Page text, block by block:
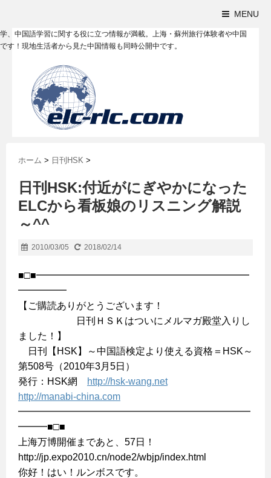
MENU
、中国語学習に関する役に立つ情報が満載。上海・蘇州旅行体験者や中国
す！現地生活者から見た中国情報も同時公開中です。
ホーム > 日刊HSK >
日刊HSK:付近がにぎやかになった
ELCから看板娘のリスニング解説
～^^
2010/03/05 2018/02/14
■□■━━━━━━━━━━━━━━━━━━━━━━
━━━━━
【ご購読ありがとうございます！
日刊ＨＳＫはついにメルマガ殿堂入りし
ました！】
日刊【HSK】～中国語検定より使える資格＝HSK～
第508号（2010年3月5日）
発行：HSK網
http://hsk-wang.net
http://manabi-china.com
━━━━━━━━━━━━━━━━━━━━━━━━
━━━■□■
上海万博開催まであと、57日！
http://jp.expo2010.cn/node2/wbjp/index.html
你好！はい！ルンボスです。